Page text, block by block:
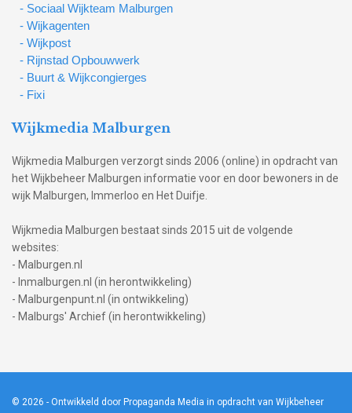
- Sociaal Wijkteam Malburgen
- Wijkagenten
- Wijkpost
- Rijnstad Opbouwwerk
- Buurt & Wijkcongierges
- Fixi
Wijkmedia Malburgen
Wijkmedia Malburgen verzorgt sinds 2006 (online) in opdracht van
het Wijkbeheer Malburgen informatie voor en door bewoners in de
wijk Malburgen, Immerloo en Het Duifje.
Wijkmedia Malburgen bestaat sinds 2015 uit de volgende
websites:
- Malburgen.nl
- Inmalburgen.nl (in herontwikkeling)
- Malburgenpunt.nl (in ontwikkeling)
- Malburgs' Archief (in herontwikkeling)
© 2026 - Ontwikkeld door Propaganda Media in opdracht van Wijkbeheer